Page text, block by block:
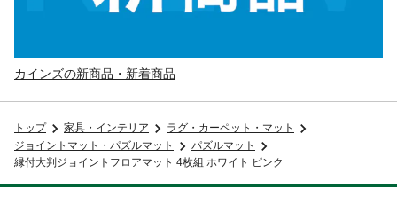
カインズの新商品・新着商品
トップ 家具・インテリア
ラグ・カーペット・マット
ジョイントマット・パズルマット
パズルマット
縁付大判ジョイントフロアマット 4枚組 ホワイト ピンク